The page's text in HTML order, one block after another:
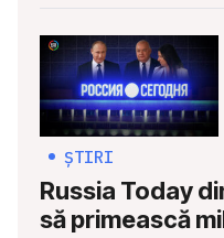
ȘTIRI
Russia Today
să primească